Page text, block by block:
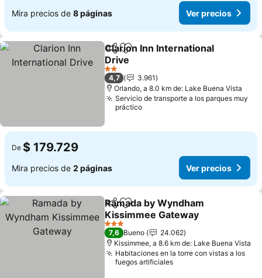
Mira precios de 8 páginas Ver precios
CompartirAgregar a favoritos
Clarion Inn International
Drive
Ver precios
2 Estrellas
4,7
3.961
Orlando, a 8.0 km de: Lake Buena Vista
Servicio de transporte a los parques muy
práctico
De $ 179.729
Mira precios de 2 páginas Ver precios
CompartirAgregar a favoritos
Ramada by Wyndham
Kissimmee Gateway
Ver precios
3 Estrellas
7,6 Bueno
24.062
Kissimmee, a 8.6 km de: Lake Buena Vista
Habitaciones en la torre con vistas a los
fuegos artificiales